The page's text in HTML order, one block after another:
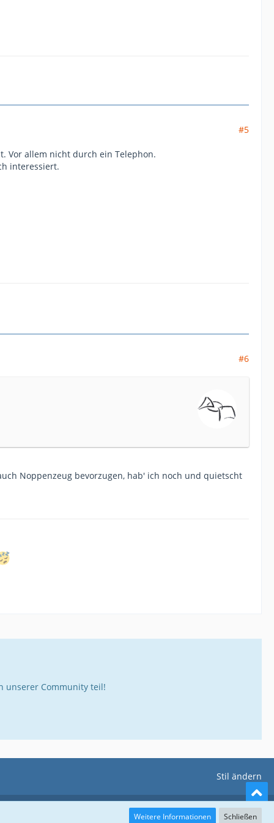
#5
Vor allem nicht durch ein Telephon.
interessiert.
#6
Noppenzeug bevorzugen, hab' ich noch und quietscht
unserer Community teil!
Stil ändern
Weitere Informationen Schließen